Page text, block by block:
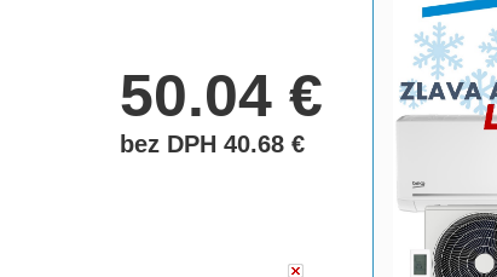
50.04€
bez DPH 40.68€